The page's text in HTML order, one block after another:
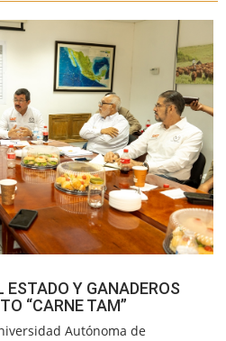
ESTADO Y GANADEROS
“CARNE TAM”
Autónoma de